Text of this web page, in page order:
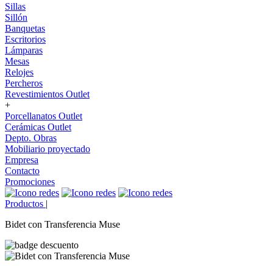
Sillas
Sillón
Banquetas
Escritorios
Lámparas
Mesas
Relojes
Percheros
Revestimientos Outlet
+
Porcellanatos Outlet
Cerámicas Outlet
Depto. Obras
Mobiliario proyectado
Empresa
Contacto
Promociones
Productos |
Bidet con Transferencia Muse